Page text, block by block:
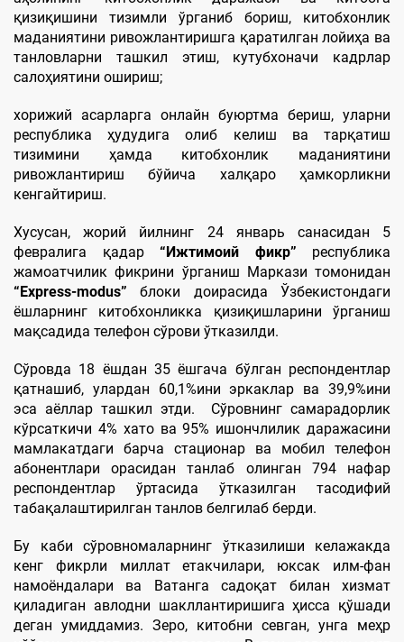
қизиқишини тизимли ўрганиб бориш, китобхонлик
маданиятини ривожлантиришга қаратилган лойиҳа ва
танловларни ташкил этиш, кутубхоначи кадрлар
салоҳиятини ошириш;
хорижий асарларга онлайн буюртма бериш, уларни
республика ҳудудига олиб келиш ва тарқатиш
тизимини ҳамда китобхонлик маданиятини
ривожлантириш бўйича халқаро ҳамкорликни
кенгайтириш.
Хусусан, жорий йилнинг 24 январь санасидан 5
февралига қадар “Ижтимоий фикр” республика
жамоатчилик фикрини ўрганиш Маркази томонидан
“Express-modus” блоки доирасида Ўзбекистондаги
ёшларнинг китобхонликка қизиқишларини ўрганиш
мақсадида телефон сўрови ўтказилди.
Сўровда 18 ёшдан 35 ёшгача бўлган респондентлар
қатнашиб, улардан 60,1%ини эркаклар ва 39,9%ини
эса аёллар ташкил этди. Сўровнинг самарадорлик
кўрсаткичи 4% хато ва 95% ишончлилик даражасини
мамлакатдаги барча стационар ва мобил телефон
абонентлари орасидан танлаб олинган 794 нафар
респондентлар ўртасида ўтказилган тасодифий
табақалаштирилган танлов белгилаб берди.
Бу каби сўровномаларнинг ўтказилиши келажакда
кенг фикрли миллат етакчилари, юксак илм-фан
намоёндалари ва Ватанга садоқат билан хизмат
қиладиган авлодни шакллантиришига ҳисса қўшади
деган умиддамиз. Зеро, китобни севган, унга меҳр